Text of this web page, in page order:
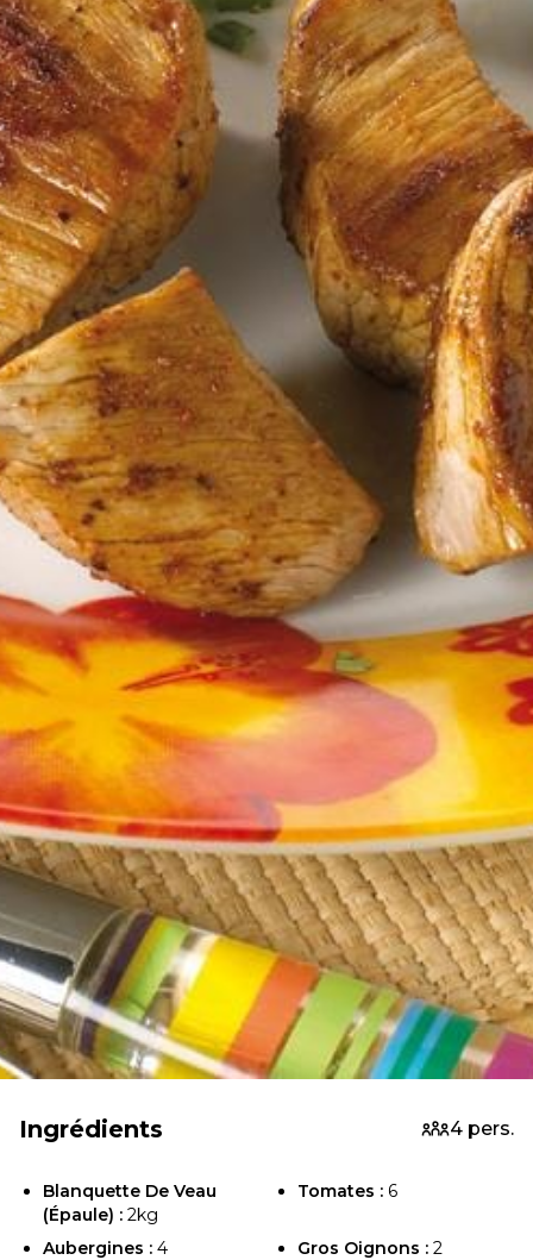
Ingrédients 4 pers.
Blanquette De Veau
(épaule) : 2kg
Tomates : 6
Aubergines : 4 Gros Oignons : 2